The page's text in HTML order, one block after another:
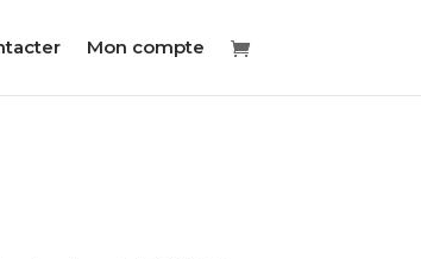
Mon compte